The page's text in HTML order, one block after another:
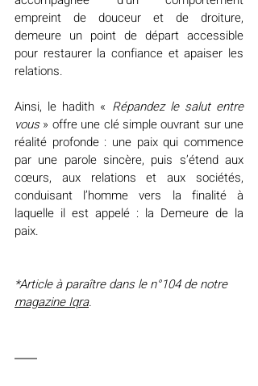
empreint de douceur et de droiture,
demeure un point de départ accessible
pour restaurer la confiance et apaiser les
relations.
Ainsi, le hadith « Répandez le salut entre
vous » offre une clé simple ouvrant sur une
réalité profonde : une paix qui commence
par une parole sincère, puis s’étend aux
cœurs, aux relations et aux sociétés,
conduisant l’homme vers la finalité à
laquelle il est appelé : la Demeure de la
paix.
*Article à paraître dans le n°104 de notre
magazine Iqra.